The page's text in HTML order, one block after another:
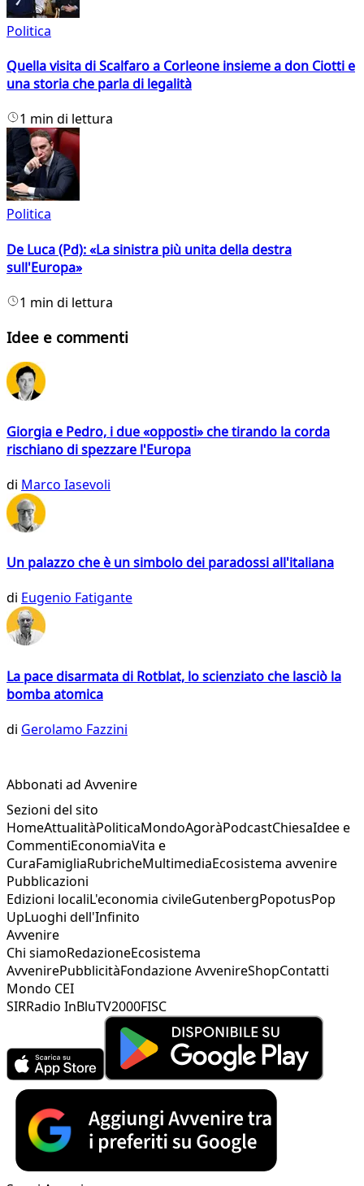
Politica
Quella visita di Scalfaro a Corleone insieme a don Ciotti e
una storia che parla di legalità
1 min di lettura
Politica
De Luca (Pd): «La sinistra più unita della destra
sull'Europa»
1 min di lettura
Idee e commenti
Giorgia e Pedro, i due «opposti» che tirando la corda
rischiano di spezzare l'Europa
di Marco Iasevoli
Un palazzo che è un simbolo dei paradossi all'italiana
di Eugenio Fatigante
La pace disarmata di Rotblat, lo scienziato che lasciò la
bomba atomica
di Gerolamo Fazzini
Abbonati ad Avvenire
Sezioni del sito
HomeAttualitàPoliticaMondoAgoràPodcastChiesaIdee e
CommentiEconomiaVita e
CuraFamigliaRubricheMultimediaEcosistema avvenire
Pubblicazioni
Edizioni localiL'economia civileGutenbergPopotusPop
UpLuoghi dell'Infinito
Avvenire
Chi siamoRedazioneEcosistema
AvvenirePubblicitàFondazione AvvenireShopContatti
Mondo CEI
SIRRadio InBluTV2000FISC